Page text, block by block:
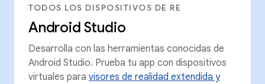
TODOS LOS DISPOSITIVOS DE RE
Android Studio
Desarrolla con las herramientas conocidas de
Android Studio. Prueba tu app con dispositivos
virtuales para visores de realidad extendida y